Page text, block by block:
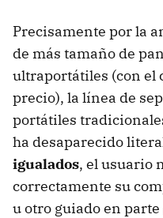
Precisamente por la
de más tamaño de
ultraportátiles (con el
precio), la línea de
portátiles
ha desaparecido
igualados, el usuario
correctamente su
u otro guiado en